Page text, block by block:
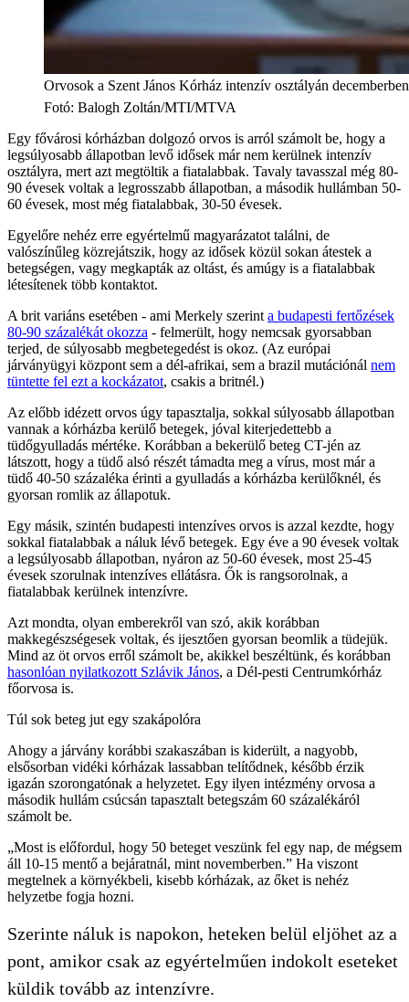
Orvosok a Szent János Kórház intenzív osztályán decemberben
Fotó: Balogh Zoltán/MTI/MTVA
Egy fővárosi kórházban dolgozó orvos is arról számolt be, hogy a
legsúlyosabb állapotban levő idősek már nem kerülnek intenzív
osztályra, mert azt megtöltik a fiatalabbak. Tavaly tavasszal még 80-
90 évesek voltak a legrosszabb állapotban, a második hullámban 50-
60 évesek, most még fiatalabbak, 30-50 évesek.
Egyelőre nehéz erre egyértelmű magyarázatot találni, de
valószínűleg közrejátszik, hogy az idősek közül sokan átestek a
betegségen, vagy megkapták az oltást, és amúgy is a fiatalabbak
létesítenek több kontaktot.
A brit variáns esetében - ami Merkely szerint a budapesti fertőzések
80-90 százalékát okozza - felmerült, hogy nemcsak gyorsabban
terjed, de súlyosabb megbetegedést is okoz. (Az európai
járványügyi központ sem a dél-afrikai, sem a brazil mutációnál nem
tüntette fel ezt a kockázatot, csakis a britnél.)
Az előbb idézett orvos úgy tapasztalja, sokkal súlyosabb állapotban
vannak a kórházba kerülő betegek, jóval kiterjedettebb a
tüdőgyulladás mértéke. Korábban a bekerülő beteg CT-jén az
látszott, hogy a tüdő alsó részét támadta meg a vírus, most már a
tüdő 40-50 százaléka érinti a gyulladás a kórházba kerülőknél, és
gyorsan romlik az állapotuk.
Egy másik, szintén budapesti intenzíves orvos is azzal kezdte, hogy
sokkal fiatalabbak a náluk lévő betegek. Egy éve a 90 évesek voltak
a legsúlyosabb állapotban, nyáron az 50-60 évesek, most 25-45
évesek szorulnak intenzíves ellátásra. Ők is rangsorolnak, a
fiatalabbak kerülnek intenzívre.
Azt mondta, olyan emberekről van szó, akik korábban
makkegészségesek voltak, és ijesztően gyorsan beomlik a tüdejük.
Mind az öt orvos erről számolt be, akikkel beszéltünk, és korábban
hasonlóan nyilatkozott Szlávik János, a Dél-pesti Centrumkórház
főorvosa is.
Túl sok beteg jut egy szakápolóra
Ahogy a járvány korábbi szakaszában is kiderült, a nagyobb,
elsősorban vidéki kórházak lassabban telítődnek, később érzik
igazán szorongatónak a helyzetet. Egy ilyen intézmény orvosa a
második hullám csúcsán tapasztalt betegszám 60 százalékáról
számolt be.
„Most is előfordul, hogy 50 beteget veszünk fel egy nap, de mégsem
áll 10-15 mentő a bejáratnál, mint novemberben.” Ha viszont
megtelnek a környékbeli, kisebb kórházak, az őket is nehéz
helyzetbe fogja hozni.
Szerinte náluk is napokon, heteken belül eljöhet az a
pont, amikor csak az egyértelműen indokolt eseteket
küldik tovább az intenzívre.